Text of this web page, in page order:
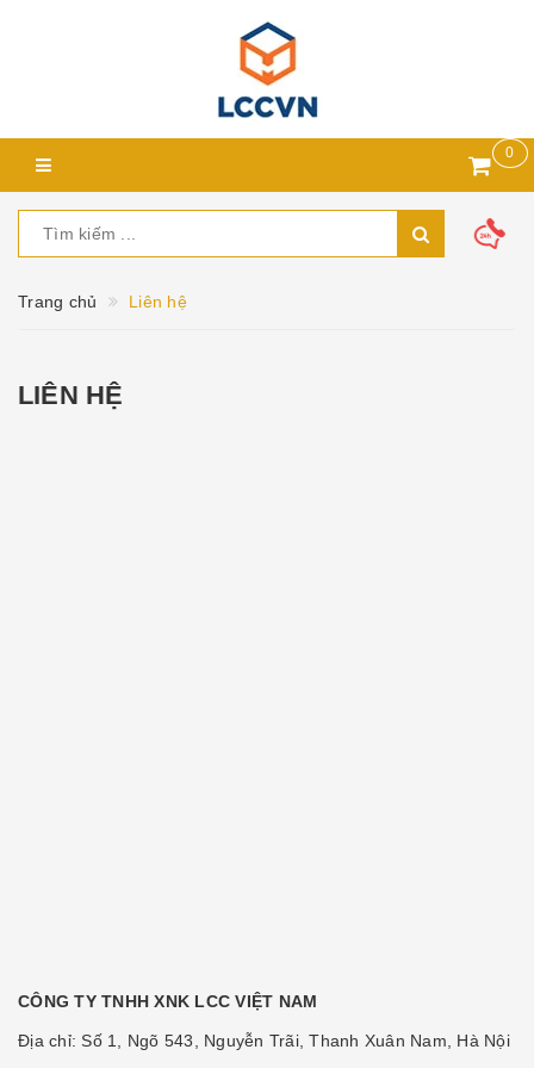
0
Trang chủ Liên hệ
LIÊN HỆ
CÔNG TY TNHH XNK LCC VIỆT NAM
Địa chỉ: Số 1, Ngõ 543, Nguyễn Trãi, Thanh Xuân Nam, Hà Nội